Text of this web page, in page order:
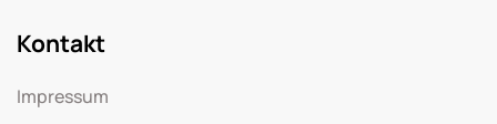
Kontakt
Impressum